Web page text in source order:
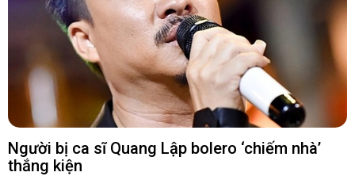
Người bị ca sĩ Quang Lập bolero ‘chiếm nhà’
thắng kiện